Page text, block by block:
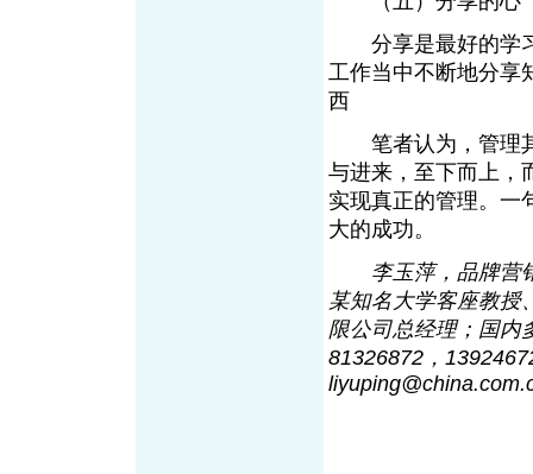
分享是最好的学习
工作当中不断地分享
西
笔者认为，管理其
与进来，至下而上，
实现真正的管理。一
大的成功。
李玉萍，品牌营
某知名大学客座教授
限公司总经理；国
81326872，
liyuping@china